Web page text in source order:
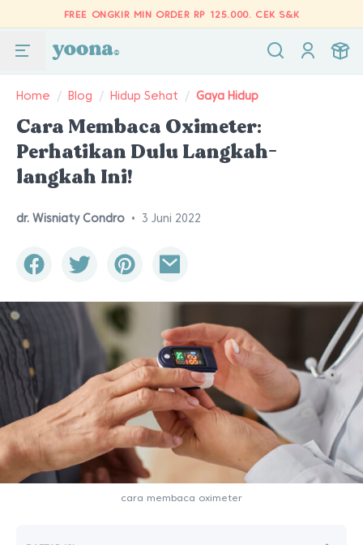
FREE ONGKIR MIN ORDER RP 125.000. CEK S&K
Home / Blog / Hidup Sehat / Gaya Hidup
Cara Membaca Oximeter:
Perhatikan Dulu Langkah-
langkah Ini!
dr. Wisniaty Condro • 3 Juni 2022
cara membaca oximeter